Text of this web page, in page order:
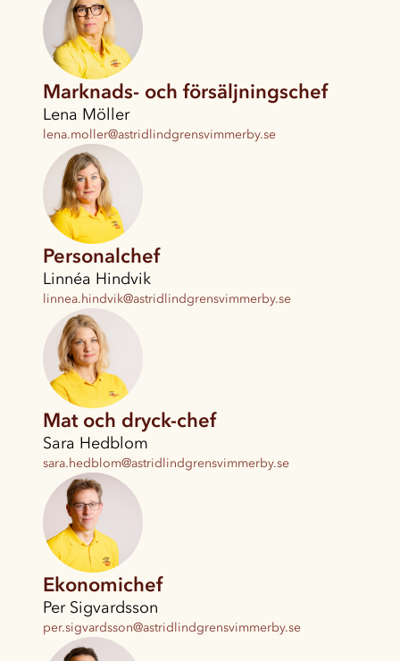
Marknads- och försäljningschef
Lena Möller
lena.moller@astridlindgrensvimmerby.se
Personalchef
Linnéa Hindvik
linnea.hindvik@astridlindgrensvimmerby.se
Mat och dryck-chef
Sara Hedblom
sara.hedblom@astridlindgrensvimmerby.se
Ekonomichef
Per Sigvardsson
per.sigvardsson@astridlindgrensvimmerby.se